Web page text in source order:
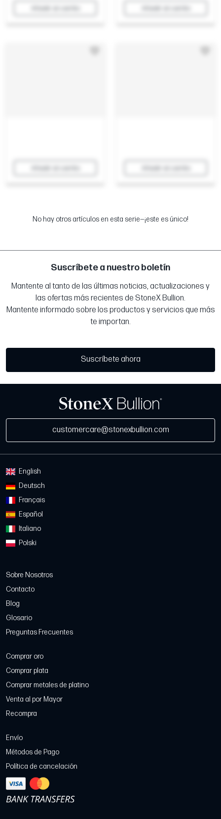
No hay otros artículos en esta serie—¡este es único!
Suscríbete a nuestro boletín
Mantente al tanto de las últimas noticias, actualizaciones y
las ofertas más recientes de StoneX Bullion.
Mantente informado sobre los productos y servicios que más
te importan.
Suscríbete ahora
customercare@stonexbullion.com
English
Deutsch
Français
Español
Italiano
Polski
Sobre Nosotros
Contacto
Blog
Glosario
Preguntas Frecuentes
Comprar oro
Comprar plata
Comprar metales de platino
Venta al por Mayor
Recompra
Envío
Métodos de Pago
Política de cancelación